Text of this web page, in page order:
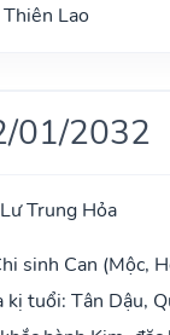
Lao
01/2032
Trung Hỏa
sinh Can (Mộc,
kị tuổi: Tân Dậu,